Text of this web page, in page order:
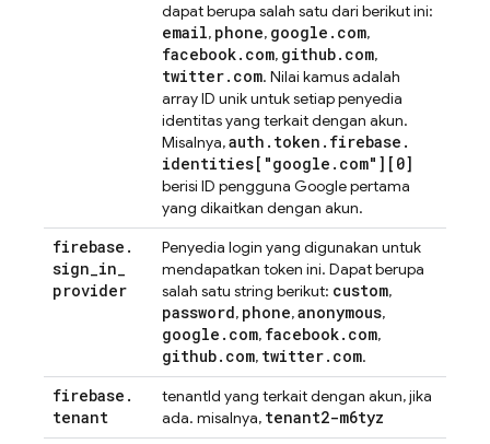
dapat berupa salah satu dari berikut ini:
email, phone, google . com,
facebook. com, github. com,
twitter. com. Nilai kamus adalah
array ID unik untuk setiap penyedia
identitas yang terkait dengan akun.
Misalnya,auth . token . firebase .
identities["google . com"][0]
berisi ID pengguna Google pertama
yang dikaitkan dengan akun.
firebase .
sign_in_
provider
Penyedia login yang digunakan untuk
mendapatkan token ini. Dapat berupa
salah satu string berikut: custom,
password, phone,anonymous,
google . com, facebook. com,
github. com, twitter. com.
firebase .
tenant
tenantId yang terkait dengan akun, jika
ada. misalnya, tenant2-m6tyz